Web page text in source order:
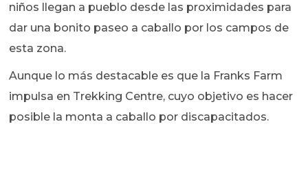
niños llegan a pueblo desde las proximidades para
dar una bonito paseo a caballo por los campos de
esta zona.
Aunque lo más destacable es que la Franks Farm
impulsa en Trekking Centre, cuyo objetivo es hacer
posible la monta a caballo por discapacitados.